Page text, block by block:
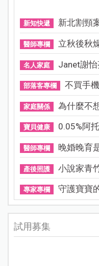
新知快遞 新北割頸
醫師專欄 立秋後秋
名人家庭 Janet謝
部落客專欄 不買手
家庭關係 為什麼不
寶貝健康 0.05%阿
醫師專欄 晚婚晚育
產後照護 小說家青
專家專欄 守護寶寶
試用募集